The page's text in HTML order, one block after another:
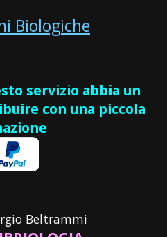
Biologiche
servizio abbia un
con una piccola
Beltrammi